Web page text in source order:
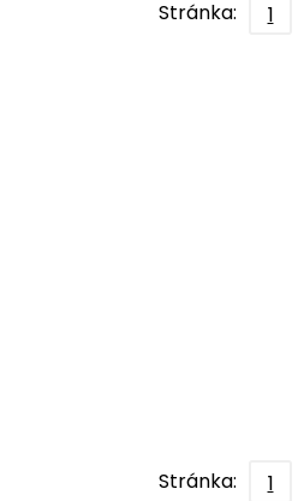
Stránka:
1
Stránka: 1